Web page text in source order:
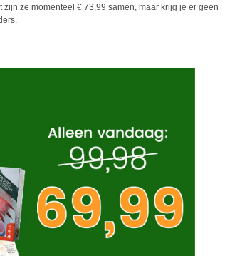
zijn ze momenteel € 73,99 samen, maar krijg je er geen